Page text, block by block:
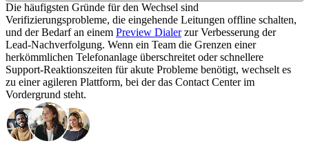
Die häufigsten Gründe für den Wechsel sind
Verifizierungsprobleme, die eingehende Leitungen offline schalten,
und der Bedarf an einem Preview Dialerzur Verbesserung der
Lead-Nachverfolgung. Wenn ein Team die Grenzen einer
herkömmlichen Telefonanlage überschreitet oder schnellere
Support-Reaktionszeiten für akute Probleme benötigt, wechselt es
zu einer agileren Plattform, bei der das Contact Center im
Vordergrund steht.